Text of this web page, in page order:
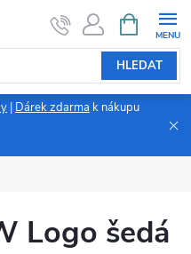
HLEDAT
NÁKUPNÍ
KOŠÍK
Dárek zdarma k nákupu
Logo šedá